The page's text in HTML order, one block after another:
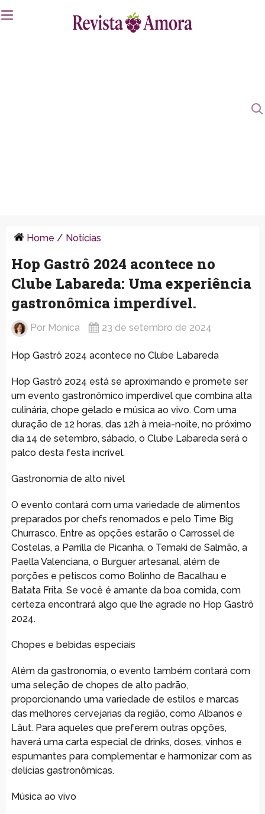
Home / Notícias
Hop Gastrô 2024 acontece no
Clube Labareda: Uma experiência
gastronômica imperdível.
Por Monica 23 de setembro de 2024
Hop Gastrô 2024 acontece no Clube Labareda
Hop Gastrô 2024 está se aproximando e promete ser
um evento gastronômico imperdível que combina alta
culinária, chope gelado e música ao vivo. Com uma
duração de 12 horas, das 12h à meia-noite, no próximo
dia 14 de setembro, sábado, o Clube Labareda será o
palco desta festa incrível.
Gastronomia de alto nível
O evento contará com uma variedade de alimentos
preparados por chefs renomados e pelo Time Big
Churrasco. Entre as opções estarão o Carrossel de
Costelas, a Parrilla de Picanha, o Temaki de Salmão, a
Paella Valenciana, o Burguer artesanal, além de
porções e petiscos como Bolinho de Bacalhau e
Batata Frita. Se você é amante da boa comida, com
certeza encontrará algo que lhe agrade no Hop Gastrô
2024.
Chopes e bebidas especiais
Além da gastronomia, o evento também contará com
uma seleção de chopes de alto padrão,
proporcionando uma variedade de estilos e marcas
das melhores cervejarias da região, como Albanos e
Läut. Para aqueles que preferem outras opções,
haverá uma carta especial de drinks, doses, vinhos e
espumantes para complementar e harmonizar com as
delícias gastronômicas.
Música ao vivo